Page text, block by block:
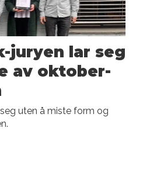
juryen lar seg
av oktober-
uten å miste form og